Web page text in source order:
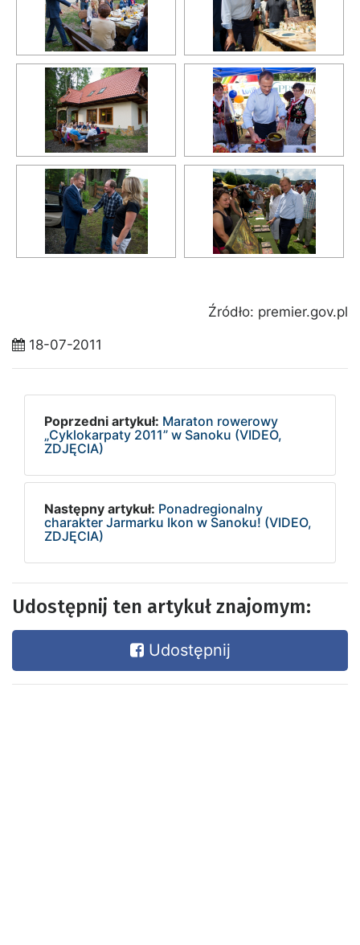
Źródło: premier.gov.pl
18-07-2011
Poprzedni artykuł: Maraton rowerowy
„Cyklokarpaty 2011” w Sanoku (VIDEO,
ZDJĘCIA)
Następny artykuł: Ponadregionalny
charakter Jarmarku Ikon w Sanoku! (VIDEO,
ZDJĘCIA)
Udostępnij ten artykuł znajomym:
Udostępnij